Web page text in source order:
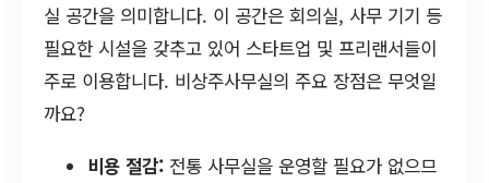
실 공간을 의미합니다. 이 공간은 회의실, 사무 기기 등
필요한 시설을 갖추고 있어 스타트업 및 프리랜서들이
주로 이용합니다. 비상주사무실의 주요 장점은 무엇일
까요?
비용 절감: 전통 사무실을 운영할 필요가 없으므